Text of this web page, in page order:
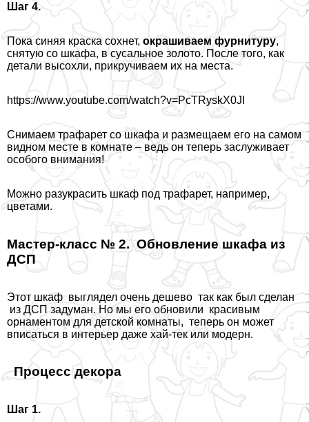
Шаг 4.
Пока синяя краска сохнет, окрашиваем фурнитуру,
снятую со шкафа, в сусальное золото. После того, как
детали высохли, прикручиваем их на места.
https://www.youtube.com/watch?v=PcTRyskX0JI
Снимаем трафарет со шкафа и размещаем его на самом
видном месте в комнате – ведь он теперь заслуживает
особого внимания!
Можно разукрасить шкаф под трафарет, например,
цветами.
Мастер-класс № 2. Обновление шкафа из
ДСП
Этот шкаф выглядел очень дешево так как был сделан
из ДСП задуман. Но мы его обновили красивым
орнаментом для детской комнаты, теперь он может
вписаться в интерьер даже хай-тек или модерн.
Процесс декора
Шаг 1.